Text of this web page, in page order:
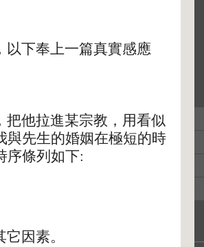
以下奉上一篇真實感應
他拉進某宗教，用看似
與先生的婚姻在極短的時
序條列如下:
因素。